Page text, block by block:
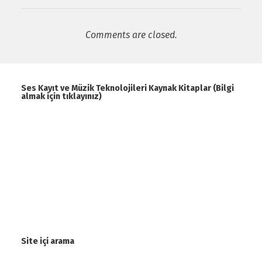
Comments are closed.
Ses Kayıt ve Müzik Teknolojileri Kaynak Kitaplar (Bilgi
almak için tıklayınız)
Site içi arama